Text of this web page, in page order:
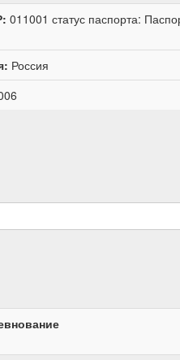
011001 статус паспорта:
Россия